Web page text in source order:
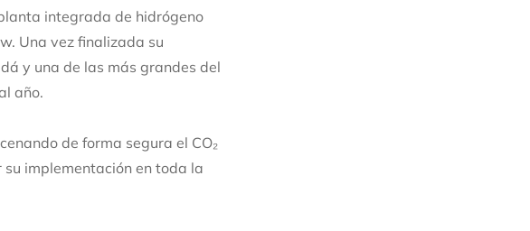
integrada de hidrógeno
Una vez finalizada su
y una de las más grandes del
año.
de forma segura el CO₂
implementación en toda la